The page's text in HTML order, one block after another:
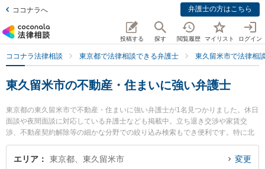
ココナラへ 弁護士の方はこちら
投稿する 探す 閲覧履歴 マイリスト ログイン
ココナラ法律相談 東京都で法律相談できる弁護士 東久留米市で法律相
東久留米市の不動産・住まいに強い弁護士
東京都の東久留米市で不動産・住まいに強い弁護士が1名見つかりました。休日
面談や夜間面談に対応している弁護士なども掲載中。立ち退き交渉や家賃交
渉、不動産契約解除等の細かな分野での絞り込み検索もでき便利です。特に北
多摩いちょう法律事務所の稲村 晃伸弁護士のプロフィール情報や弁護士費用、
強みなどが注目されています。『東久留米市で土日や夜間に発生した不動産・
エリア 東京都、東久留米市 変更